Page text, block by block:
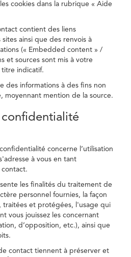
cookies dans la rubrique « Aide
contient des liens
ainsi que des renvois à
(« Embedded content » /
et sources sont mis à votre
indicatif.
des informations à des fins non
moyennant mention de la source.
concerne l’utilisation
à vous en tant
contact.
les finalités du traitement de
personnel fournies, la façon
traitées et protégées, l'usage qui
vous jouissez les concernant
d’opposition, etc.), ainsi que
contact tiennent à préserver et